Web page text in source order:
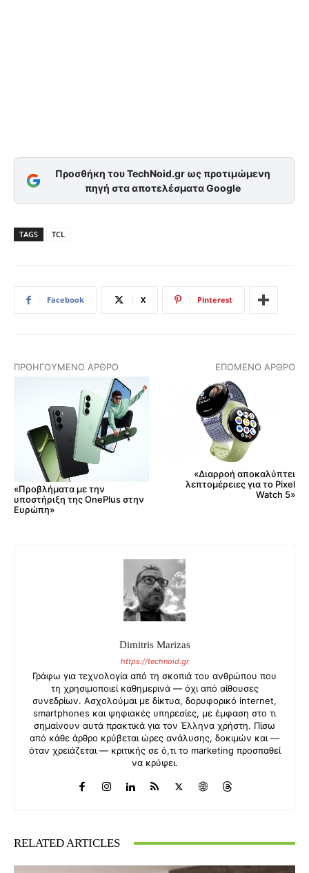
Προσθήκη του TechNoid.gr ως προτιμώμενη
πηγή στα αποτελέσματα Google
TAGS TCL
Facebook X Pinterest
ΠΡΟΗΓΟΎΜΕΝΟ ΆΡΘΡΟ
«Προβλήματα με την
υποστήριξη της OnePlus στην
Ευρώπη»
ΕΠΌΜΕΝΟ ΆΡΘΡΟ
«Διαρροή αποκαλύπτει
λεπτομέρειες για το Pixel
Watch 5»
Dimitris Marizas
https://technoid.gr
Γράφω για τεχνολογία από τη σκοπιά του ανθρώπου που
τη χρησιμοποιεί καθημερινά — όχι από αίθουσες
συνεδρίων. Ασχολούμαι με δίκτυα, δορυφορικό internet,
smartphones και ψηφιακές υπηρεσίες, με έμφαση στο τι
σημαίνουν αυτά πρακτικά για τον Έλληνα χρήστη. Πίσω
από κάθε άρθρο κρύβεται ώρες ανάλυσης, δοκιμών και —
όταν χρειάζεται — κριτικής σε ό,τι το marketing προσπαθεί
να κρύψει.
RELATED ARTICLES